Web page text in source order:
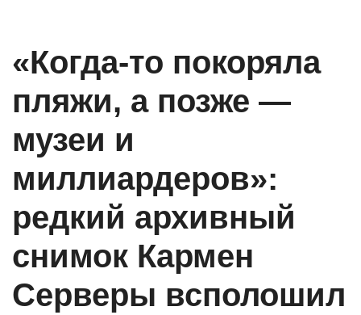
«Когда-то покоряла
пляжи, а позже —
музеи и
миллиардеров»:
редкий архивный
снимок Кармен
Серверы всполошил